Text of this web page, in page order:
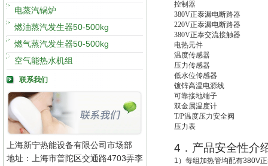
电蒸汽锅炉
燃油蒸汽发生器50-500kg
燃气蒸汽发生器50-500kg
空气能热水机组
联系我们
上海新宁热能设备有限公司市场部
地址：上海市普陀区交通路4703弄李
控制器
380V正泰漏电断路器
220V正泰漏电断路器
380V正泰交流接触器
电热元件
温度传感器
压力传感器
低水位传感器
镀锌高温电源线
可靠接地端子
双金属温度计
T/P温度压力安全阀
压力表
4 ．产品安全性介
1 ）每组加热管均配有380V